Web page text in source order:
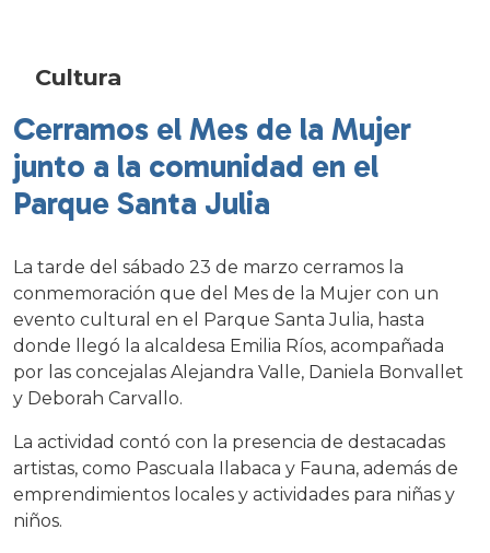
Cultura
Cerramos el Mes de la Mujer
junto a la comunidad en el
Parque Santa Julia
La tarde del sábado 23 de marzo cerramos la
conmemoración que del Mes de la Mujer con un
evento cultural en el Parque Santa Julia, hasta
donde llegó la alcaldesa Emilia Ríos, acompañada
por las concejalas Alejandra Valle, Daniela Bonvallet
y Deborah Carvallo.
La actividad contó con la presencia de destacadas
artistas, como Pascuala Ilabaca y Fauna, además de
emprendimientos locales y actividades para niñas y
niños.